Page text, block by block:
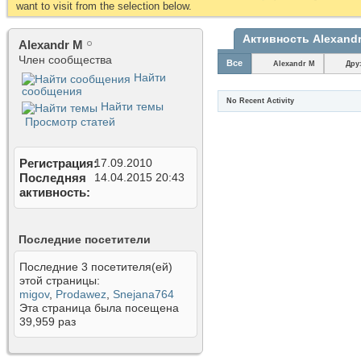
want to visit from the selection below.
Alexandr M
Член сообщества
Найти
сообщения
Найти темы
Просмотр статей
Регистрация17.09.2010
Последняя
активность
14.04.2015 20:43
Последние посетители
Последние 3 посетителя(ей)
этой страницы:
migov, Prodawez Snejana764
Эта страница была посещена
39,959 раз
Активность
Все Alexandr M
No Recent Activity